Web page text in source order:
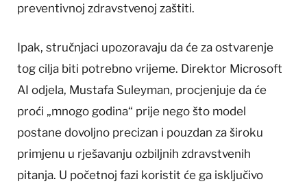
preventivnoj zdravstvenoj zaštiti.
Ipak, stručnjaci upozoravaju da će za ostvarenje
tog cilja biti potrebno vrijeme. Direktor Microsoft
AI odjela, Mustafa Suleyman, procjenjuje da će
proći „mnogo godina“ prije nego što model
postane dovoljno precizan i pouzdan za široku
primjenu u rješavanju ozbiljnih zdravstvenih
pitanja. U početnoj fazi koristit će ga isključivo